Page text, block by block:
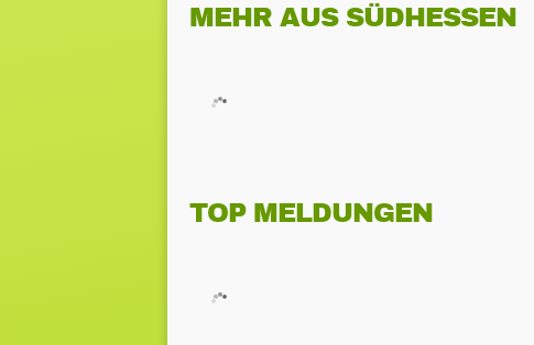
MEHR AUS SÜDHESSEN
TOP MELDUNGEN